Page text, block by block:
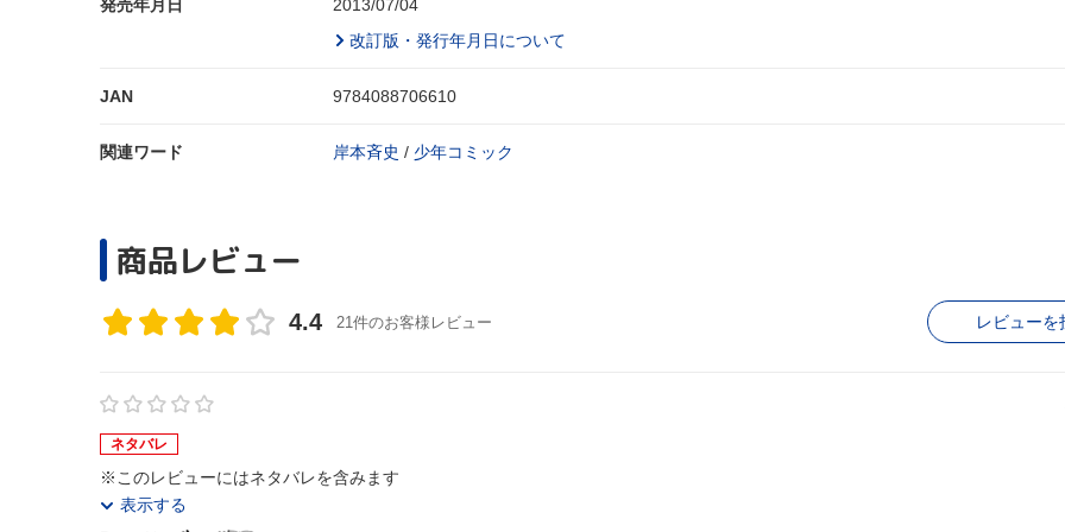
発売年月日
2013/07/04
改訂版・発行年月日について
JAN 9784088706610
関連ワード 岸本斉史 / 少年コミック
商品レビュー
4.4 21件のお客様レビュー レビューを
ネタバレ
※このレビューにはネタバレを含みます
表示する